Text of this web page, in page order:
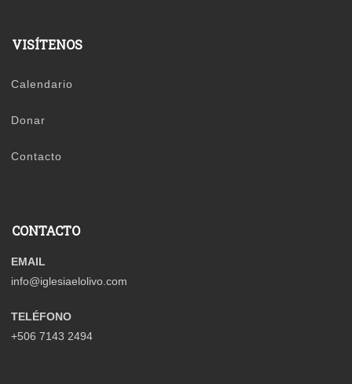
VISÍTENOS
Calendario
Donar
Contacto
CONTACTO
EMAIL
info@iglesiaelolivo.com
TELÉFONO
+506 7143 2494